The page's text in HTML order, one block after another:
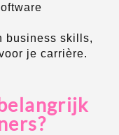
business skills,
je carrière.